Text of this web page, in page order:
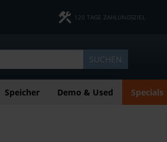
120 TAGE ZAHLUNGSZIEL
SUCHEN
Speicher Demo & Used Specials